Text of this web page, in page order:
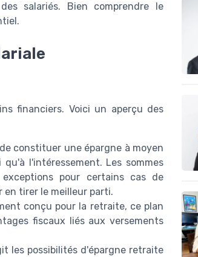
salariés. Bien comprendre le
financiers. Voici un aperçu des
constituer une épargne à moyen
l'intéressement. Les sommes
pour certains cas de
en tirer le meilleur parti.
conçu pour la retraite, ce plan
fiscaux liés aux versements
les possibilités d'épargne retraite